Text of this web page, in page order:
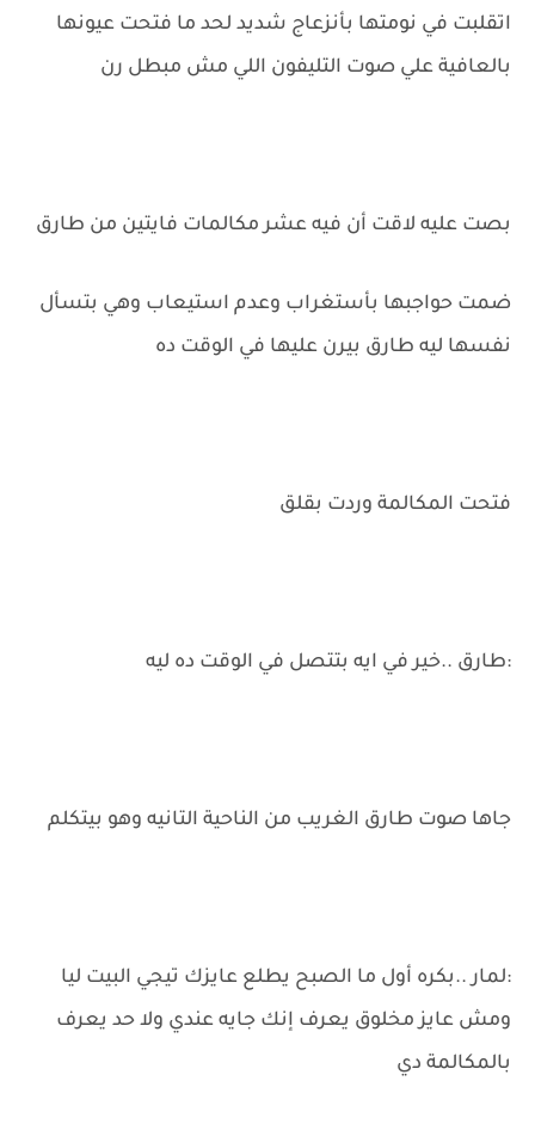
اتقلبت في نومتها بأنزعاج شديد لحد ما فتحت عيونها
بالعافية علي صوت التليفون اللي مش مبطل رن
بصت عليه لاقت أن فيه عشر مكالمات فايتين من طارق
ضمت حواجبها بأستغراب وعدم استيعاب وهي بتسأل
نفسها ليه طارق بيرن عليها في الوقت ده
فتحت المكالمة وردت بقلق
:طارق ..خير في ايه بتتصل في الوقت ده ليه
جاها صوت طارق الغريب من الناحية التانيه وهو بيتكلم
:لمار ..بكره أول ما الصبح يطلع عايزك تيجي البيت ليا
ومش عايز مخلوق يعرف إنك جايه عندي ولا حد يعرف
بالمكالمة دي